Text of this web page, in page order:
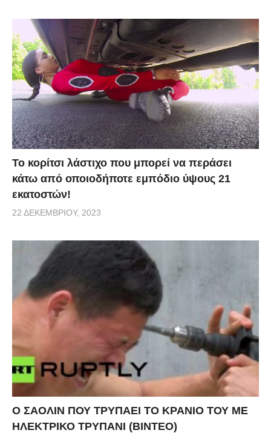
Το κορίτσι λάστιχο που μπορεί να περάσει
κάτω από οποιοδήποτε εμπόδιο ύψους 21
εκατοστών!
22 ΔΕΚΕΜΒΡΊΟΥ, 2023
Ο ΣΑΟΛΙΝ ΠΟΥ ΤΡΥΠΑΕΙ ΤΟ ΚΡΑΝΙΟ ΤΟΥ ΜΕ
ΗΛΕΚΤΡΙΚΟ ΤΡΥΠΑΝΙ (ΒΙΝΤΕΟ)